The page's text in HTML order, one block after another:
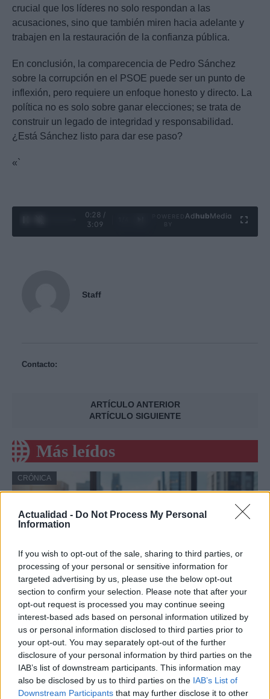
Actualidad - Do Not Process My Personal
Information
If you wish to opt-out of the sale, sharing to third parties, or
processing of your personal or sensitive information for
targeted advertising by us, please use the below opt-out
section to confirm your selection. Please note that after your
opt-out request is processed you may continue seeing
interest-based ads based on personal information utilized by
us or personal information disclosed to third parties prior to
your opt-out. You may separately opt-out of the further
disclosure of your personal information by third parties on the
IAB’s list of downstream participants. This information may
also be disclosed by us to third parties on the IAB’s List of
Downstream Participants that may further disclose it to other
crucial que los líderes no solo respondan a las
acusaciones, sino que también miren hacia adelante y
trabajen en la restauración de la confianza pública.
En conclusión, la comparecencia de Pedro Sánchez
sobre la corrupción en el PSOE puede ser un punto de
inflexión, pero requiere un enfoque honesto y directo. La
política no es solo sobre ganar elecciones; se trata de
construir un legado de integridad y responsabilidad.
¿Está Sánchez listo para dar ese paso?
«`
0:29 /
3:09
Ad hubMedia
Staff
Contacto:
ARTÍCULO ANTERIOR
ARTÍCULO SIGUIENTE
Más leídos
CRÓNICA
Amparo Moraleda asume la
vicepresidencia de CaixaBank
La trayectoria de Moraleda promete un nuevo rumbo…